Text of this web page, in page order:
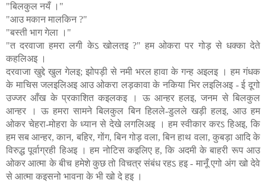
"बिलकुल नयँ ।"
"आउ मकान मालकिन ?"
"बस्ती भाग गेला ।"
"त दरवाजा हमरा लगी केऽ खोलतइ ?" हम ओकरा पर गोड़ से धक्का देते
कहलिअइ ।
दरवाजा खुद्दे खुल गेलइ; झोपड़ी से नमी भरल हावा के गन्ह अइलइ । हम गंधक
के माचिस जलइलिअइ आउ ओकरा लड़कावा के नकिया भिर लइलिअइ - ई दूगो
उज्जर आँख के प्रकाशित कइलकइ । ऊ आन्हर हलइ, जनम से बिलकुल
आन्हर । ऊ हमरा सामने बिलकुल बिन हिलले-डुलले खड़ी हलइ, आउ हम
ओकर चेहरा-मोहरा के ध्यान से देखे लगलिअइ । हम स्वीकार करऽ हिअइ, कि
हम सब आन्हर, कान, बहिर, गोंग, बिन गोड़ वला, बिन हाथ वला, कुबड़ा आदि के
विरुद्ध पूर्वाग्रही हिअइ । हम नोटिस कइलिए ह, कि अदमी के बाहरी रूप आउ
ओकर आत्मा के बीच हमेशे कुछ तो विचत्र संबंध रहऽ हइ - मानूँ एगो अंग खो देवे
से आत्मा कइसनो भावना के भी खो दे हइ ।